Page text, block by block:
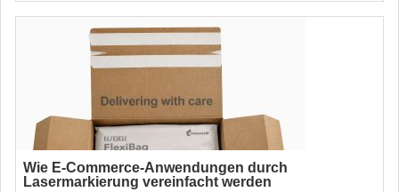
Wie E-Commerce-Anwendungen durch
Lasermarkierung vereinfacht werden